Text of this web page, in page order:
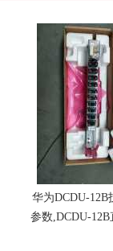
华为DCDU-12B
参数,DCDU-12B